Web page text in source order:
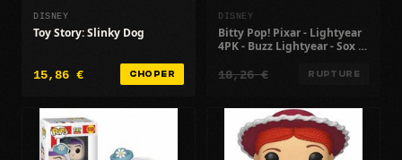
DISNEY
Toy Story: Slinky Dog
15,86 € CHOPER
DISNEY
Bitty Pop! Pixar - Lightyear
4PK - Buzz Lightyear - Sox -
18,26 € RUPTURE